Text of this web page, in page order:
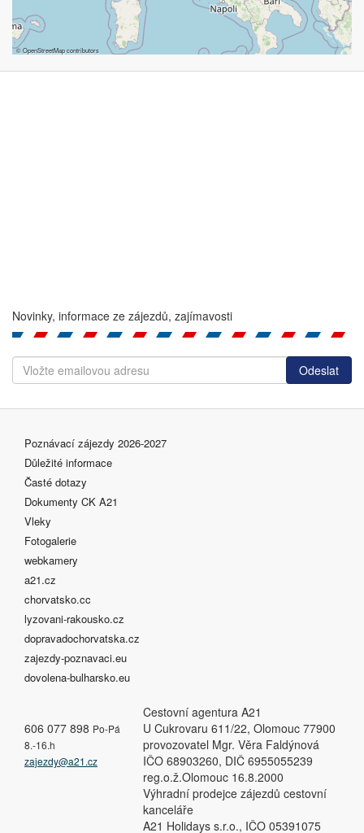
©OpenStreetMapcontributors
Novinky, informace ze zájezdů, zajímavosti
Poznávací zájezdy 2026-2027
Důležité informace
Časté dotazy
Dokumenty CK A21
Vleky
Fotogalerie
webkamery
a21.cz
chorvatsko.cc
lyzovani-rakousko.cz
dopravadochorvatska.cz
zajezdy-poznavaci.eu
dovolena-bulharsko.eu
606 077 898 Po-Pá
8.-16.h
zajezdy@a21.cz
Cestovní agentura A21
U Cukrovaru 611/22, Olomouc 77900
provozovatel Mgr. Věra Faldýnová
IČO 68903260, DIČ 6955055239
reg.o.ž.Olomouc 16.8.2000
Výhradní prodejce zájezdů cestovní
kanceláře
A21 Holidays s.r.o., IČO 05391075